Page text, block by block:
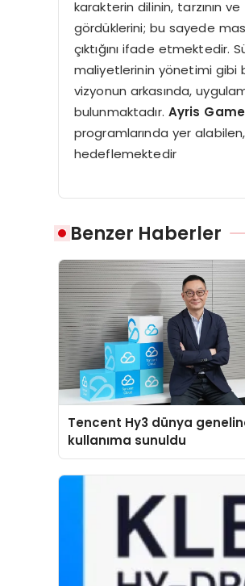
karakterin dilinin, tarzının
gördüklerini; bu sayede
çıktığını ifade etmektedir.
maliyetlerinin yönetimi gibi
vizyonun arkasında,
bulunmaktadır. Ayris
programlarında yer
hedeflemektedir
Benzer Haberler
Tencent Hy3 dünya
kullanıma sunuldu